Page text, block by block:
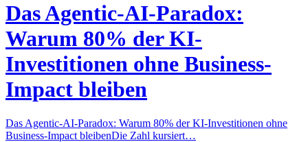
Das Agentic-AI-Paradox:
Warum 80% der KI-
Investitionen ohne Business-
Impact bleiben
Das Agentic-AI-Paradox: Warum 80% der KI-Investitionen ohne
Business-Impact bleibenDie Zahl kursiert…